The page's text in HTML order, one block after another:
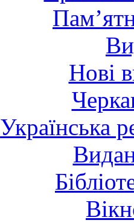
Нові
Українська